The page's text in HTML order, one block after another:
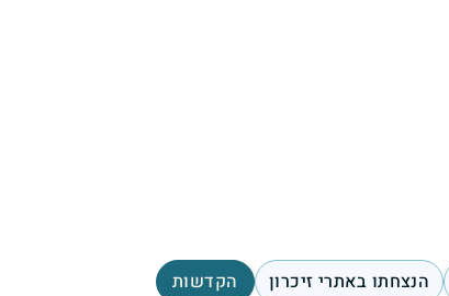
הנצחתו באתרי זיכרון הקדשות